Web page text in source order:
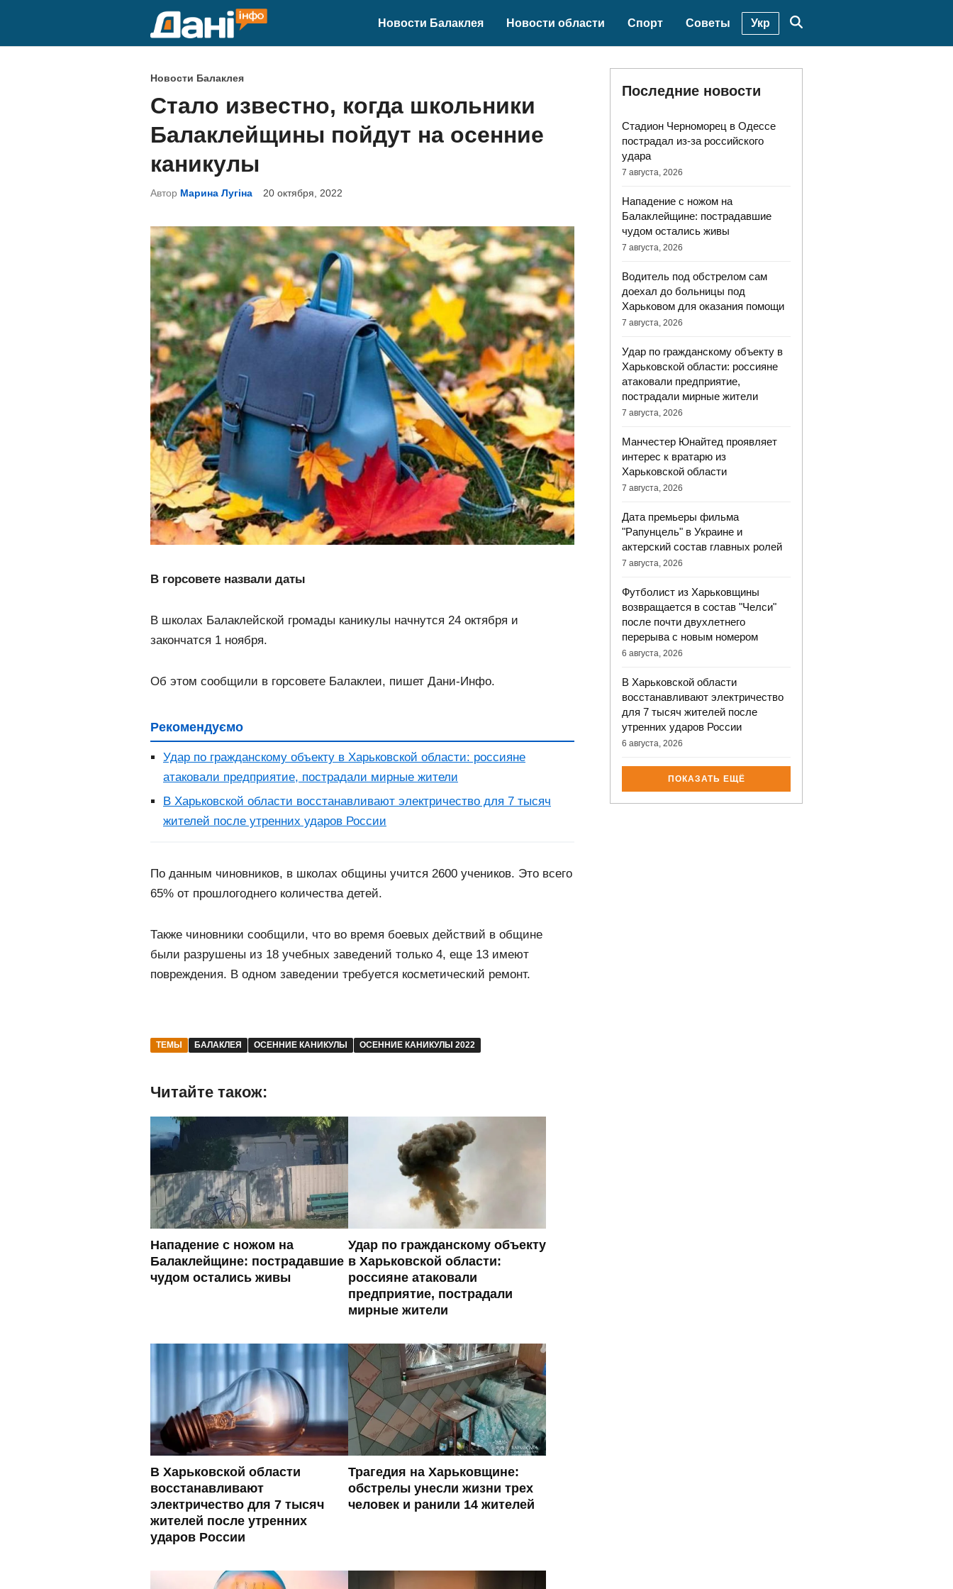
Новости Балаклея Новости области Спорт Советы Укр
О
п
у
б
л
и
к
в
а
н
о
в
Новости Балаклея
Стало известно, когда школьники
Балаклейщины пойдут на осенние
каникулы
Автор Марина Лугіна 20 октября, 2022
В горсовете назвали даты
В школах Балаклейской громады каникулы начнутся 24 октября и
закончатся 1 ноября.
Об этом сообщили в горсовете Балаклеи, пишет Дани-Инфо.
Рекомендуємо
Удар по гражданскому объекту в Харьковской области: россияне
атаковали предприятие, пострадали мирные жители
В Харьковской области восстанавливают электричество для 7 тысяч
жителей после утренних ударов России
По данным чиновников, в школах общины учится 2600 учеников. Это всего
65% от прошлогоднего количества детей.
Также чиновники сообщили, что во время боевых действий в общине
были разрушены из 18 учебных заведений только 4, еще 13 имеют
повреждения. В одном заведении требуется косметический ремонт.
ТЕМЫ БАЛАКЛЕЯ ОСЕННИЕ КАНИКУЛЫ ОСЕННИЕ КАНИКУЛЫ 2022
Читайте також:
Нападение с ножом на
Балаклейщине: пострадавшие
чудом остались живы
Удар по гражданскому объекту
в Харьковской области:
россияне атаковали
предприятие, пострадали
мирные жители
В Харьковской области
восстанавливают
электричество для 7 тысяч
жителей после утренних
ударов России
Трагедия на Харьковщине:
обстрелы унесли жизни трех
человек и ранили 14 жителей
Последние новости
Стадион Черноморец в Одессе
пострадал из-за российского
удара
7 августа, 2026
Нападение с ножом на
Балаклейщине: пострадавшие
чудом остались живы
7 августа, 2026
Водитель под обстрелом сам
доехал до больницы под
Харьковом для оказания помощи
7 августа, 2026
Удар по гражданскому объекту в
Харьковской области: россияне
атаковали предприятие,
пострадали мирные жители
7 августа, 2026
Манчестер Юнайтед проявляет
интерес к вратарю из
Харьковской области
7 августа, 2026
Дата премьеры фильма
"Рапунцель" в Украине и
актерский состав главных ролей
7 августа, 2026
Футболист из Харьковщины
возвращается в состав "Челси"
после почти двухлетнего
перерыва с новым номером
6 августа, 2026
В Харьковской области
восстанавливают электричество
для 7 тысяч жителей после
утренних ударов России
6 августа, 2026
ПОКАЗАТЬ ЕЩЁ